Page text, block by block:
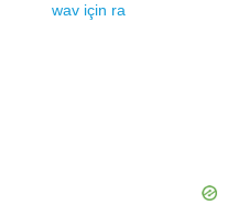
wav için ra